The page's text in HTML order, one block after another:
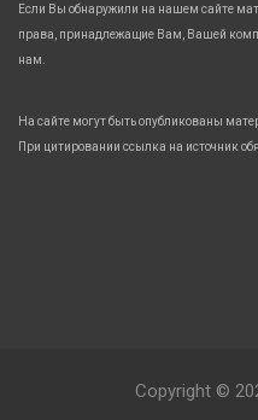
Если Вы обнаружили на нашем сайте
права, принадлежащие Вам, Вашей
нам.
На сайте могут быть опубликованы
При цитировании ссылка на источник
Copyright ©